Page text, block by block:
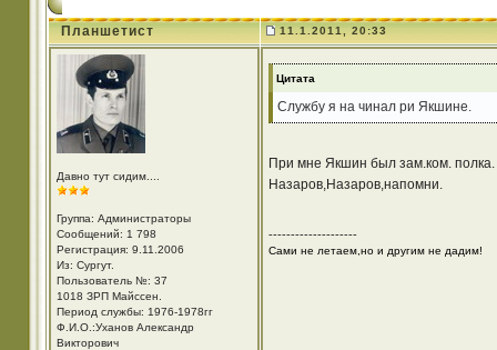
Планшетист 11.1.2011, 20:33
Давно тут сидим....
Группа: Администраторы
Сообщений: 1 798
Регистрация: 9.11.2006
Из: Cургут.
Пользователь №: 37
1018 ЗРП Майссен.
Период службы: 1976-1978гг
Ф.И.О.:Уханов Александр
Викторович
Цитата
Службу я на чинал ри Якшине.
При мне Якшин был зам.ком. полка.
Назаров,Назаров,напомни.
--------------------
Сами не летаем,но и другим не дадим!